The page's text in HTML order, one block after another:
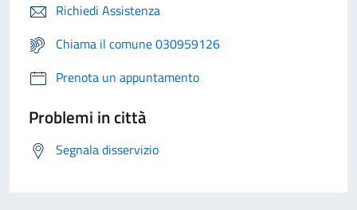
Richiedi Assistenza
Chiama il comune 030959126
Prenota un appuntamento
Problemi in città
Segnala disservizio